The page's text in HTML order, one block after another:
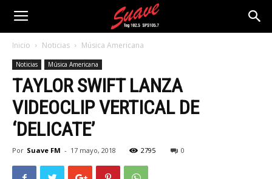
Inicio Noticias Música Americana
Noticias Música Americana
TAYLOR SWIFT LANZA
VIDEOCLIP VERTICAL DE
‘DELICATE’
Por Suave FM - 17 mayo, 2018 2795 0